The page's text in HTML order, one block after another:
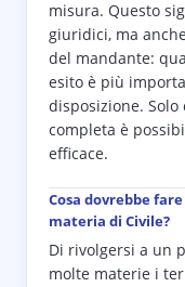
misura. Questo
giuridici, ma
del mandante:
esito è più
disposizione.
completa è
efficace.
Cosa dovrebbe
materia di Civile?
Di rivolgersi a un
molte materie i